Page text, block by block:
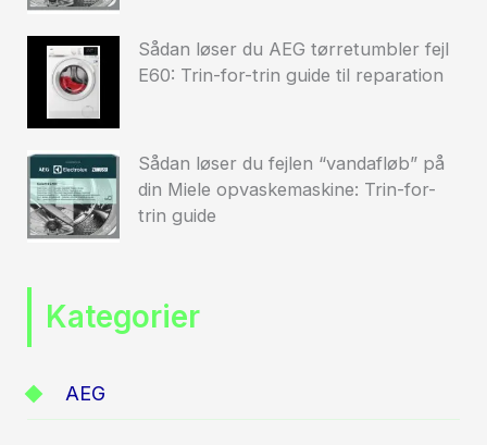
Sådan løser du AEG tørretumbler fejl
E60: Trin-for-trin guide til reparation
Sådan løser du fejlen “vandafløb” på
din Miele opvaskemaskine: Trin-for-
trin guide
Kategorier
AEG